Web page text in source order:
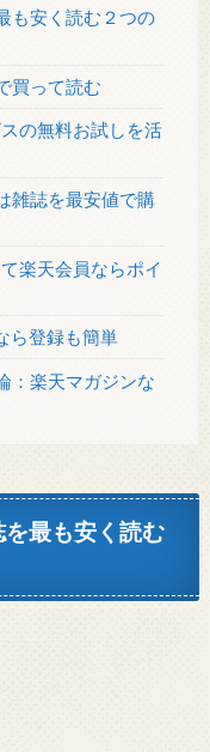
も安く読む２つの
買って読む
の無料お試しを活
雑誌を最安値で購
楽天会員ならポイ
ら登録も簡単
：楽天マガジンな
を最も安く読む